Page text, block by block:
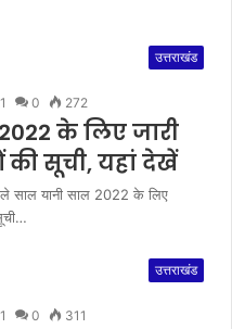
उत्तराखंड
0 272
के लिए जारी
की सूची, यहां देखें
साल यानी साल 2022 के लिए
उत्तराखंड
0 311